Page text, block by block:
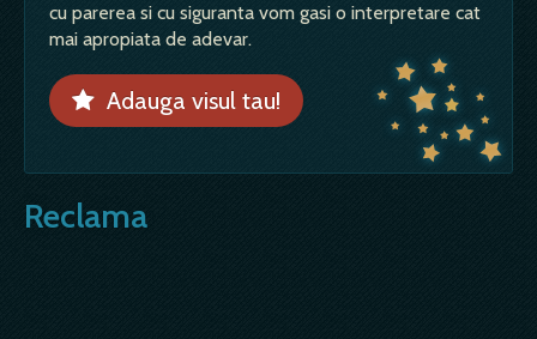
cu parerea si cu siguranta vom gasi o interpretare cat
mai apropiata de adevar.
Adauga visul tau!
Reclama